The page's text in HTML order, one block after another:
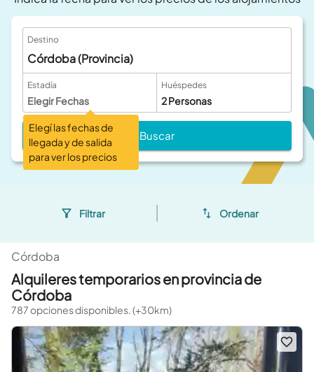
Destino
Córdoba (Provincia)
Estadía
Elegir Fechas
Huéspedes
2Personas
Buscar
Filtrar Ordenar
Córdoba
Alquileres temporarios en provincia de
Córdoba
787 opciones disponibles. (+30km)
Elegí las fechas de
llegada y de salida
para ver los precios